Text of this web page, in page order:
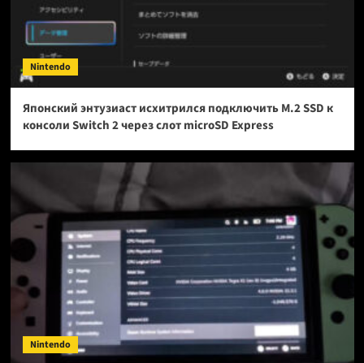
Nintendo
Японский энтузиаст исхитрился подключить M.2 SSD к
консоли Switch 2 через слот microSD Express
Nintendo